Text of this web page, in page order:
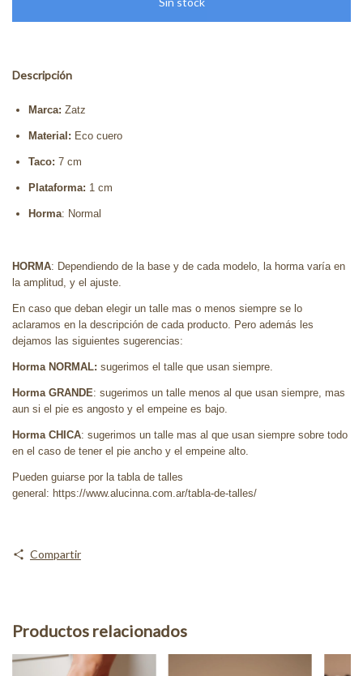
Descripción
Marca: Zatz
Material: Eco cuero
Taco: 7 cm
Plataforma: 1 cm
Horma: Normal
HORMA: Dependiendo de la base y de cada modelo, la horma varía en
la amplitud, y el ajuste.
En caso que deban elegir un talle mas o menos siempre se lo
aclaramos en la descripción de cada producto. Pero además les
dejamos las siguientes sugerencias:
Horma NORMAL: sugerimos el talle que usan siempre.
Horma GRANDE: sugerimos un talle menos al que usan siempre, mas
aun si el pie es angosto y el empeine es bajo.
Horma CHICA: sugerimos un talle mas al que usan siempre sobre todo
en el caso de tener el pie ancho y el empeine alto.
Pueden guiarse por la tabla de talles
general: https://www.alucinna.com.ar/tabla-de-talles/
Compartir
Productos relacionados